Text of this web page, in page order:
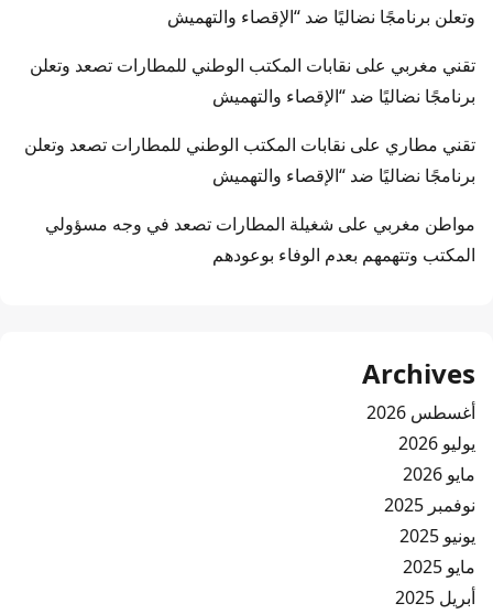
وتعلن برنامجًا نضاليًا ضد “الإقصاء والتهميش
تقني مغربي على نقابات المكتب الوطني للمطارات تصعد وتعلن
برنامجًا نضاليًا ضد “الإقصاء والتهميش
تقني مطاري على نقابات المكتب الوطني للمطارات تصعد وتعلن
برنامجًا نضاليًا ضد “الإقصاء والتهميش
مواطن مغربي على شغيلة المطارات تصعد في وجه مسؤولي
المكتب وتتهمهم بعدم الوفاء بوعودهم
Archives
أغسطس 2026
يوليو 2026
مايو 2026
نوفمبر 2025
يونيو 2025
مايو 2025
أبريل 2025